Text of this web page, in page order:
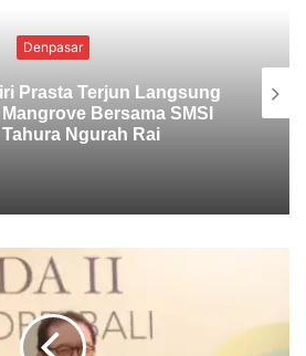
Uncategorized
1.000 Mangrove di
Rai dalam Rangka HPN
2026